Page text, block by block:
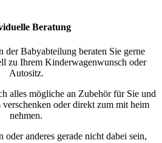
Beratung
der Babyabteilung beraten Sie gerne
zu Ihrem Kinderwagenwunsch oder
Autositz.
alles mögliche an Zubehör für Sie und
verschenken oder direkt zum mit heim
nehmen.
oder anderes gerade nicht dabei sein,